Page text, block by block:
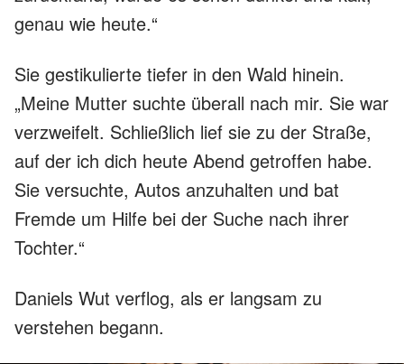
genau wie heute.“
Sie gestikulierte tiefer in den Wald hinein.
„Meine Mutter suchte überall nach mir. Sie war
verzweifelt. Schließlich lief sie zu der Straße,
auf der ich dich heute Abend getroffen habe.
Sie versuchte, Autos anzuhalten und bat
Fremde um Hilfe bei der Suche nach ihrer
Tochter.“
Daniels Wut verflog, als er langsam zu
verstehen begann.